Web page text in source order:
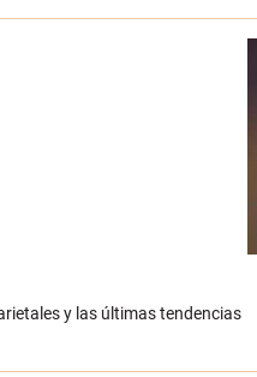
y las últimas tendencias